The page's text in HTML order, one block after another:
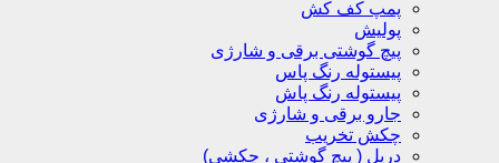
پمپ کف کش
پولیش
پیچ گوشتی برقی و شارژی
پیستوله رنگ پاس
پیستوله رنگ پاش
جارو برقی و شارژی
چکش تخریب
دریل ( پیچ گوشتی ، چکشی)